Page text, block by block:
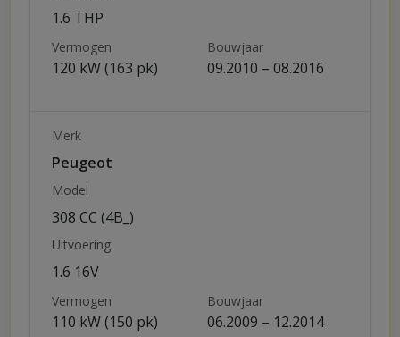
1.6 THP
Vermogen
120 kW (163 pk)
Bouwjaar
09.2010 – 08.2016
Merk
Peugeot
Model
308 CC (4B_)
Uitvoering
1.6 16V
Vermogen
110 kW (150 pk)
Bouwjaar
06.2009 – 12.2014